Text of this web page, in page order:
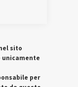
sito
unicamente
per